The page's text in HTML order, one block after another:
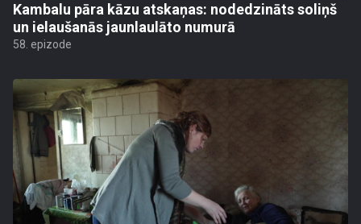
Kambalu pāra kāzu atskaņas: nodedzināts soliņš
un ielaušanās jaunlaulāto numurā
58. epizode